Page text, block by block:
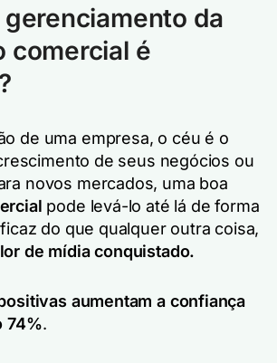
gerenciamento da
comercial é
de uma empresa, o céu é o
de seus negócios ou
novos mercados, uma boa
pode levá-lo até lá de forma
do que qualquer outra coisa,
de mídia conquistado.
aumentam a confiança
74%.